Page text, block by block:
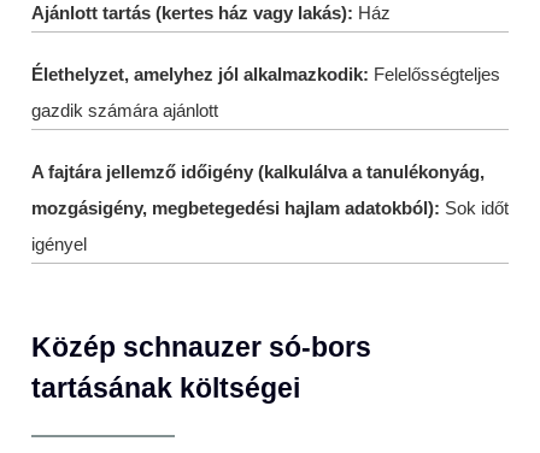
Ajánlott tartás (kertes ház vagy lakás): Ház
Élethelyzet, amelyhez jól alkalmazkodik: Felelősségteljes
gazdik számára ajánlott
A fajtára jellemző időigény (kalkulálva a tanulékonyág,
mozgásigény, megbetegedési hajlam adatokból): Sok időt
igényel
Közép schnauzer só-bors
tartásának költségei